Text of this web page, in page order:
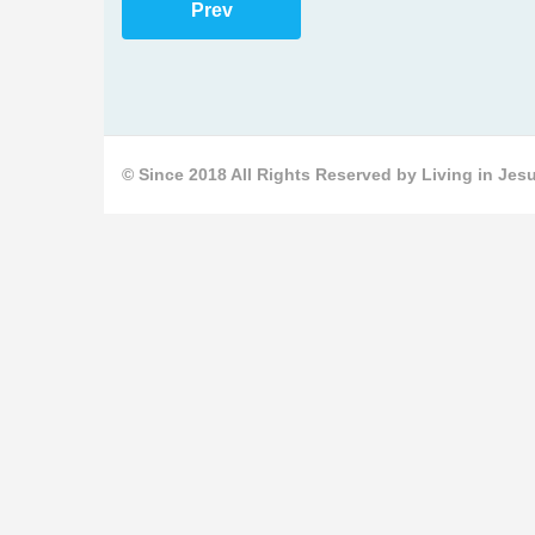
Prev
© Since 2018 All Rights Reserved by Living in